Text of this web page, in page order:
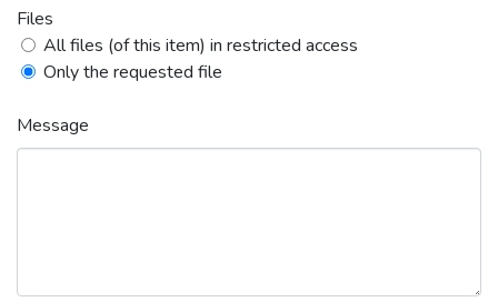
Files
All files (of this item) in restricted access
Only the requested file
Message